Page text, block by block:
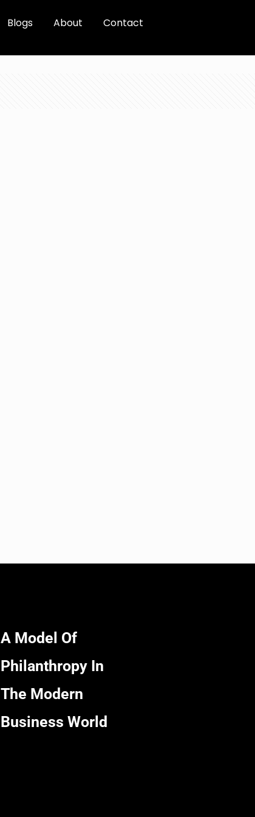
Blogs About Contact
A Model Of
Philanthropy In
The Modern
Business World